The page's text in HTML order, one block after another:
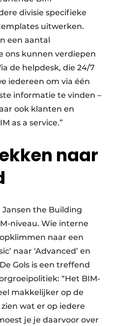
divisie specifieke
uitwerken.
een aantal
ons kunnen verdiepen
de helpdesk, die 24/7
iedereen om via één
informatie te vinden –
ook klanten en
as a service.”
naar
the Building
niveau. Wie interne
naar een
naar ‘Advanced’ en
Gols is een treffend
“Het BIM-
makkelijker op de
wat er op iedere
je je daarvoor over